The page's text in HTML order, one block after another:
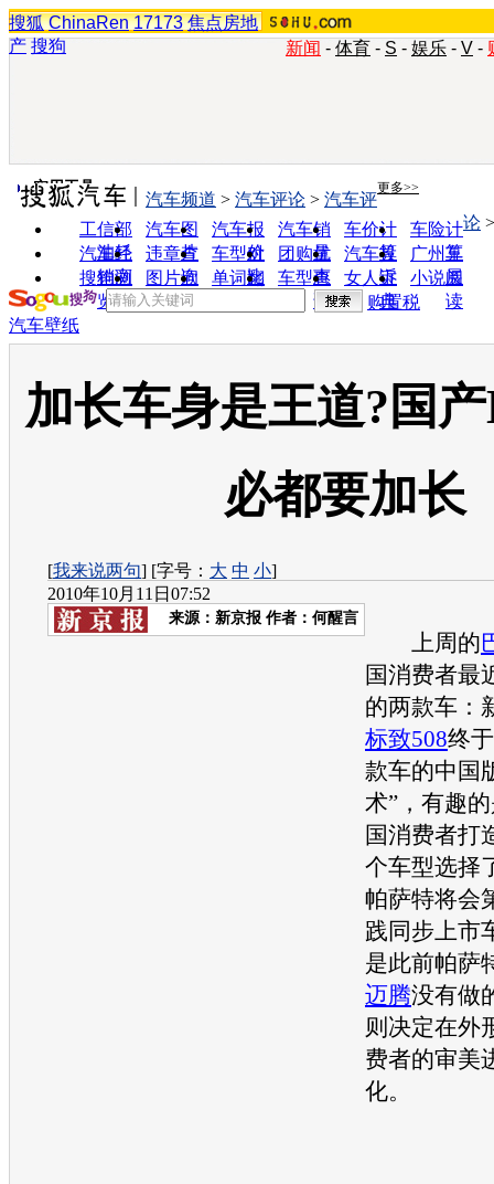
搜狐 ChinaRen 17173 焦点房地
产 搜狗 新闻 - 体育 - S - 娱乐 - V -
实用工具 更多>>
工信部
油耗
汽车图
片
汽车报
价
汽车销
量
车价计
算
车险计
算
汽车经
销商
违章查
询
车型对
比
团购优
惠
汽车投
诉
广州车
展
搜狗浏
览器
图片欣
赏
单词翻
车型查
询
女人宝
典
小说阅
读
汽车频道 > 汽车评论 > 汽车评
论
购置税
汽车壁纸
加长车身是王道?国
必都要加长
[我来说两句] [字号： 大 中 小]
2010年10月11日07:52
来源： 新京报 作者：何醒言
上周的
国消费者最
的两款车：
标致508终
款车的中国
术”，有趣
国消费者打
个车型选择
帕萨特将会
践同步上市
是此前帕萨
迈腾没有做
则决定在外
费者的审美
化。